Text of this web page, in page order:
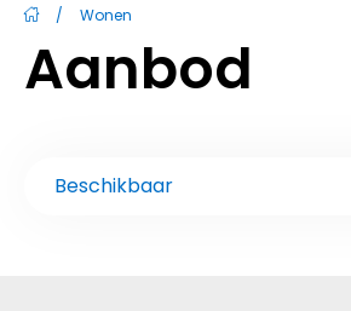
/ Wonen
Aanbod
Beschikbaar